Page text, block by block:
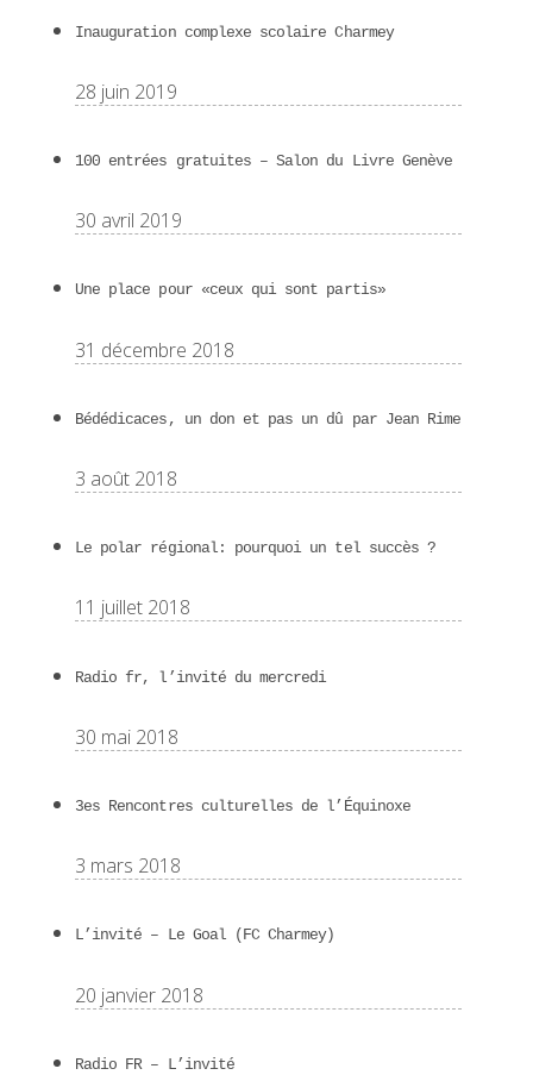
Inauguration complexe scolaire Charmey
28 juin 2019
100 entrées gratuites – Salon du Livre Genève
30 avril 2019
Une place pour «ceux qui sont partis»
31 décembre 2018
Bédédicaces, un don et pas un dû par Jean Rime
3 août 2018
Le polar régional: pourquoi un tel succès ?
11 juillet 2018
Radio fr, l’invité du mercredi
30 mai 2018
3es Rencontres culturelles de l’Équinoxe
3 mars 2018
L’invité – Le Goal (FC Charmey)
20 janvier 2018
Radio FR – L’invité